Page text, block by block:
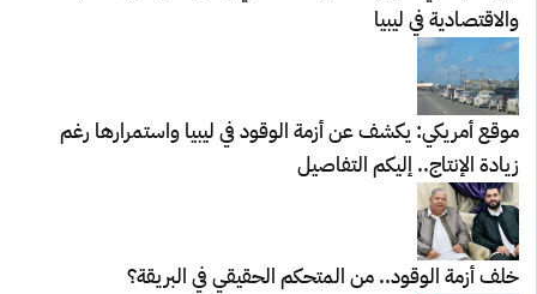
والاقتصادية في ليبيا
موقع أمريكي: يكشف عن أزمة الوقود في ليبيا واستمرارها رغم
زيادة الإنتاج.. إليكم التفاصيل
خلف أزمة الوقود.. من المتحكم الحقيقي في البريقة؟